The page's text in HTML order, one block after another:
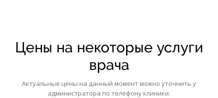
Цены на некоторые услуги
врача
Актуальные цены на данный момент можно уточнить у
администратора по телефону клиники.